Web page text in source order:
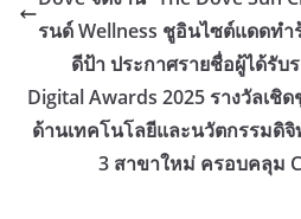
รนด์ Wellness ชูอินไซต์แดดท
ดีป้า ประกาศรายชื่อผู้ได้รับ
Digital Awards 2025 รางวัลเชิ
ด้านเทคโนโลยีและนวัตกรรมดิ
3 สาขาใหม่ ครอบคลุม